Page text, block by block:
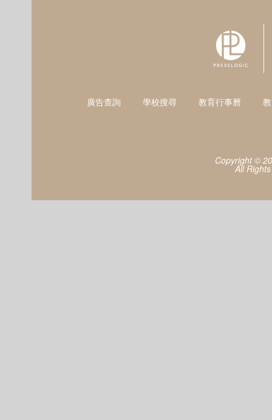
廣告查詢 學校搜尋 教育行事曆
Copyright ©
All